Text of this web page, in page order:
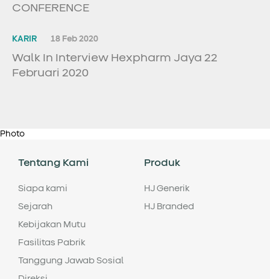
CONFERENCE
KARIR 18 Feb 2020
Walk In Interview Hexpharm Jaya 22
Februari 2020
Photo
Tentang Kami
Siapa kami
Sejarah
Kebijakan Mutu
Fasilitas Pabrik
Tanggung Jawab Sosial
Produk
HJ Generik
HJ Branded